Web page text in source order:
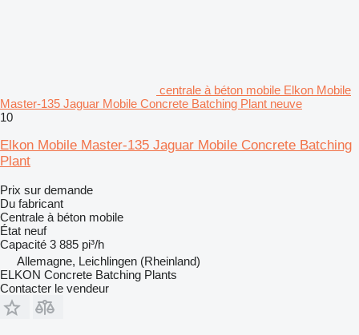
centrale à béton mobile Elkon Mobile
Master-135 Jaguar Mobile Concrete Batching Plant neuve
10
Elkon Mobile Master-135 Jaguar Mobile Concrete Batching
Plant
Prix sur demande
Du fabricant
Centrale à béton mobile
État neuf
Capacité 3 885 pi³/h
Allemagne, Leichlingen (Rheinland)
ELKON Concrete Batching Plants
Contacter le vendeur